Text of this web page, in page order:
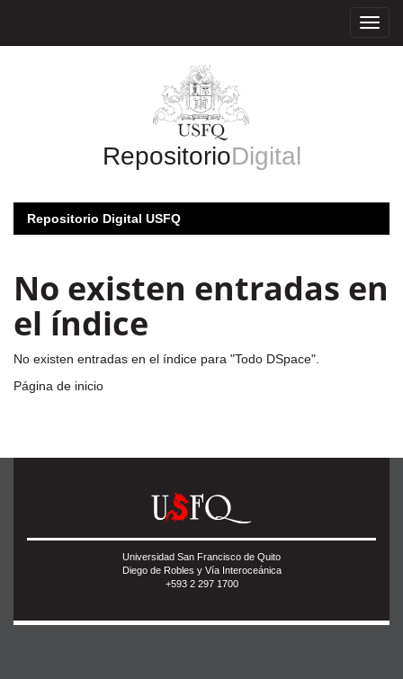
RepositorioDigital
Repositorio Digital USFQ
No existen entradas en
el índice
No existen entradas en el índice para "Todo DSpace".
Página de inicio
Universidad San Francisco de Quito
Diego de Robles y Vía Interoceánica
+593 2 297 1700